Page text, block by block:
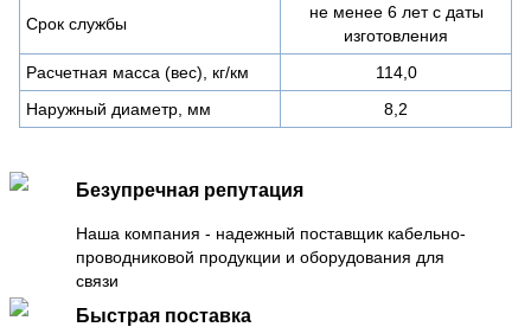
Срок службы
не менее 6 лет с даты
изготовления
Расчетная масса (вес), кг/км
114,0
Наружный диаметр, мм
8,2
Безупречная репутация
Наша компания - надежный поставщик кабельно-
проводниковой продукции и оборудования для
связи
Быстрая поставка